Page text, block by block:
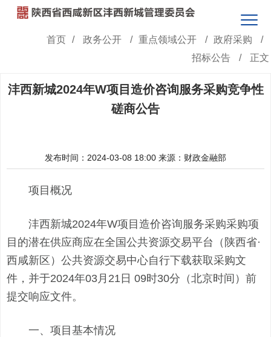
首页 / 政务公开 / 重点领域公开 / 政府采购
/
招标公告
/ 正文
沣西新城2024年W项目造价咨询服务采购竞争性
磋商公告
发布时间：2024-03-08 18:00 来源：财政金融部
项目概况
沣西新城2024年W项目造价咨询服务采购采购项
目的潜在供应商应在全国公共资源交易平台（陕西省·
西咸新区）公共资源交易中心自行下载获取采购文
件，并于2024年03月21日 09时30分（北京时间）前
提交响应文件。
一、项目基本情况